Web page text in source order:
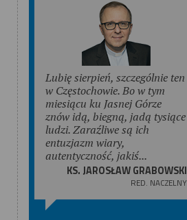
Lubię sierpień, szczególnie ten
w Częstochowie. Bo w tym
miesiącu ku Jasnej Górze
znów idą, biegną, jadą tysiące
ludzi. Zaraźliwe są ich
entuzjazm wiary,
autentyczność, jakiś...
KS. JAROSŁAW GRABOWSKI
RED. NACZELNY